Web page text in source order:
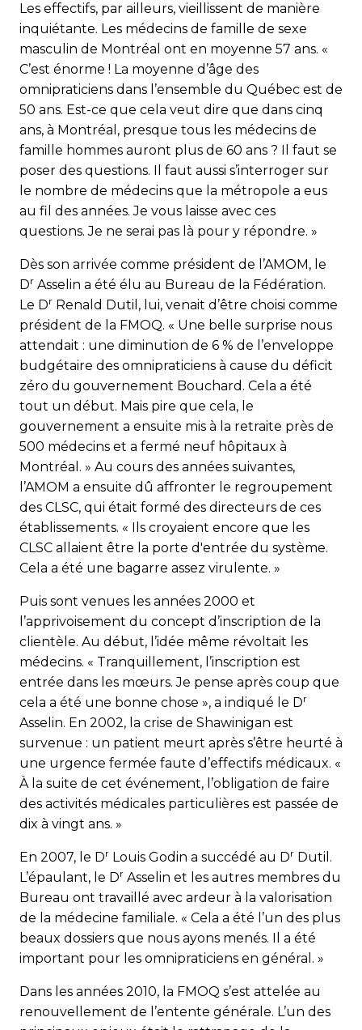
Les effectifs, par ailleurs, vieillissent de manière
inquiétante. Les médecins de famille de sexe
masculin de Montréal ont en moyenne 57 ans. «
C’est énorme ! La moyenne d’âge des
omnipraticiens dans l’ensemble du Québec est de
50 ans. Est-ce que cela veut dire que dans cinq
ans, à Montréal, presque tous les médecins de
famille hommes auront plus de 60 ans ? Il faut se
poser des questions. Il faut aussi s’interroger sur
le nombre de médecins que la métropole a eus
au fil des années. Je vous laisse avec ces
questions. Je ne serai pas là pour y répondre. »
Dès son arrivée comme président de l’AMOM, le
Dr Asselin a été élu au Bureau de la Fédération.
Le Dr Renald Dutil, lui, venait d’être choisi comme
président de la FMOQ. « Une belle surprise nous
attendait : une diminution de 6 % de l’enveloppe
budgétaire des omnipraticiens à cause du déficit
zéro du gouvernement Bouchard. Cela a été
tout un début. Mais pire que cela, le
gouvernement a ensuite mis à la retraite près de
500 médecins et a fermé neuf hôpitaux à
Montréal. » Au cours des années suivantes,
l’AMOM a ensuite dû affronter le regroupement
des CLSC, qui était formé des directeurs de ces
établissements. « Ils croyaient encore que les
CLSC allaient être la porte d'entrée du système.
Cela a été une bagarre assez virulente. »
Puis sont venues les années 2000 et
l’apprivoisement du concept d’inscription de la
clientèle. Au début, l’idée même révoltait les
médecins. « Tranquillement, l’inscription est
entrée dans les mœurs. Je pense après coup que
cela a été une bonne chose », a indiqué le Dr
Asselin. En 2002, la crise de Shawinigan est
survenue : un patient meurt après s’être heurté à
une urgence fermée faute d’effectifs médicaux. «
À la suite de cet événement, l’obligation de faire
des activités médicales particulières est passée de
dix à vingt ans. »
En 2007, le Dr Louis Godin a succédé au Dr Dutil.
L’épaulant, le Dr Asselin et les autres membres du
Bureau ont travaillé avec ardeur à la valorisation
de la médecine familiale. « Cela a été l’un des plus
beaux dossiers que nous ayons menés. Il a été
important pour les omnipraticiens en général. »
Dans les années 2010, la FMOQ s’est attelée au
renouvellement de l’entente générale. L’un des